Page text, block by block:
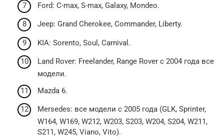
Ford: С-max, S-max, Galaxy, Mondeo.
Jeep: Grand Cherokee, Commander, Liberty.
KIA: Sorento, Soul, Carnival.
Land Rover: Freelander, Range Rover с 2004 года все
модели.
Mazda 6.
Mersedes: все модели с 2005 года (GLK, Sprinter,
W164, W169, W212, W203, S203, W204, S204, W211,
S211, W245, Viano, Vito).